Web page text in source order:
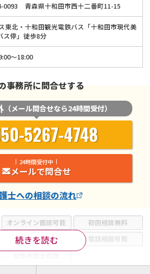
オンライン面談可能
初回相談無料
19時以降電話可能
電話相談可能
続きを読む
-0093 青森県十和田市西十二番町11-15
東北・十和田観光電鉄バス「十和田市現代美
ス停」徒歩8分
〜18:00
事務所に問合せする
（メール問合せなら24時間受付）
5267-4748
24時間受付中
メールで問合せ
士への相談の流れ